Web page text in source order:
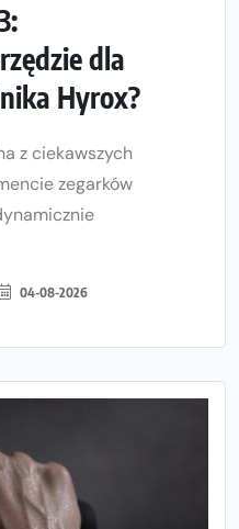
dla
Hyrox?
z ciekawszych
zegarków
04-08-2026